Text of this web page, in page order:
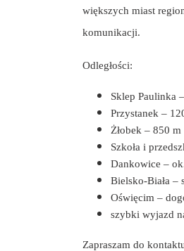
większych miast
komunikacji.
Odległości:
Sklep Paulinka
Przystanek –
Żłobek – 850 m
Szkoła i
Dankowice –
Bielsko-Biała –
Oświęcim –
szybki wyjazd
Zapraszam do